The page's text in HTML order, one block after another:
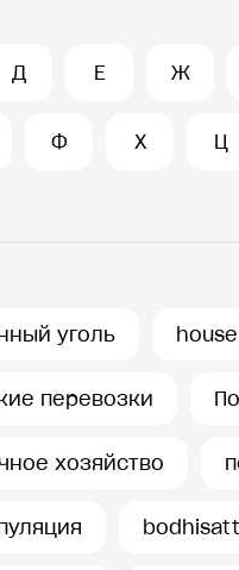
Д Е Ж
Ф Х Ц
уголь
перевозки
хозяйство